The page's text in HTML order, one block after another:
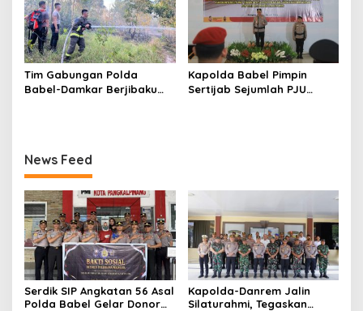
Tim Gabungan Polda
Babel-Damkar Berjibaku
Kapolda Babel Pimpin
Sertijab Sejumlah PJU
News Feed
Serdik SIP Angkatan 56 Asal
Polda Babel Gelar Donor
Kapolda-Danrem Jalin
Silaturahmi, Tegaskan